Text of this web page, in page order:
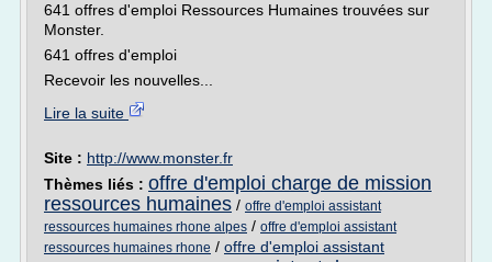
641 offres d'emploi Ressources Humaines trouvées sur
Monster.
641 offres d'emploi
Recevoir les nouvelles...
Lire la suite
Site : http://www.monster.fr
Thèmes liés : offre d'emploi charge de mission
ressources humaines / offre d'emploi assistant
ressources humaines rhone alpes / offre d'emploi assistant
ressources humaines rhone / offre d'emploi assistant